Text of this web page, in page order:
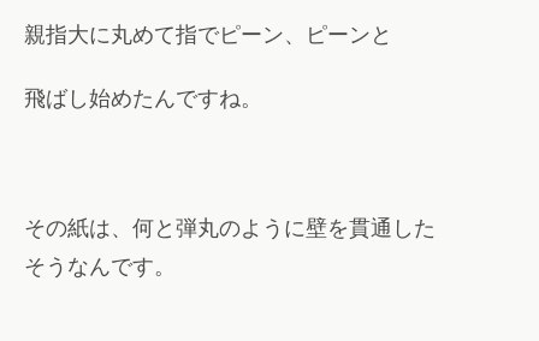
親指大に丸めて指でピーン、ピーンと
飛ばし始めたんですね。
その紙は、何と弾丸のように壁を貫通した
そうなんです。